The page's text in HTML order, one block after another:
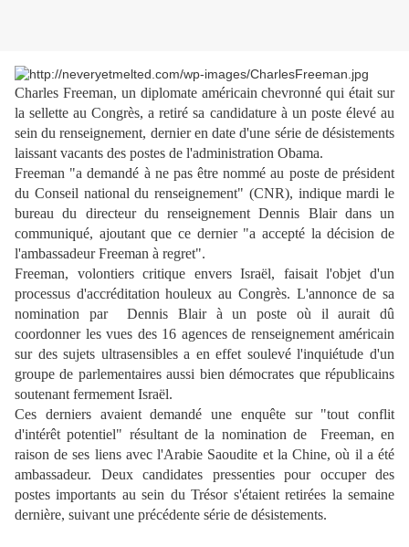
Charles Freeman, un diplomate américain chevronné qui était sur
la sellette au Congrès, a retiré sa candidature à un poste élevé au
sein du renseignement, dernier en date d'une série de désistements
laissant vacants des postes de l'administration Obama.
Freeman "a demandé à ne pas être nommé au poste de président
du Conseil national du renseignement" (CNR), indique mardi le
bureau du directeur du renseignement Dennis Blair dans un
communiqué, ajoutant que ce dernier "a accepté la décision de
l'ambassadeur Freeman à regret".
Freeman, volontiers critique envers Israël, faisait l'objet d'un
processus d'accréditation houleux au Congrès. L'annonce de sa
nomination par Dennis Blair à un poste où il aurait dû
coordonner les vues des 16 agences de renseignement américain
sur des sujets ultrasensibles a en effet soulevé l'inquiétude d'un
groupe de parlementaires aussi bien démocrates que républicains
soutenant fermement Israël.
Ces derniers avaient demandé une enquête sur "tout conflit
d'intérêt potentiel" résultant de la nomination de Freeman, en
raison de ses liens avec l'Arabie Saoudite et la Chine, où il a été
ambassadeur.
Deux candidates pressenties pour occuper des
postes importants au sein du Trésor s'étaient retirées la semaine
dernière, suivant une précédente série de désistements.